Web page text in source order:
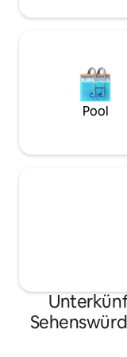
kurze und längere
Pool